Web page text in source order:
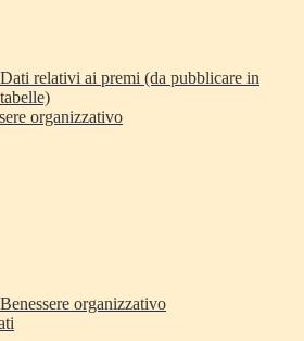
Dati relativi ai premi (da pubblicare in
tabelle)
organizzativo
Benessere organizzativo